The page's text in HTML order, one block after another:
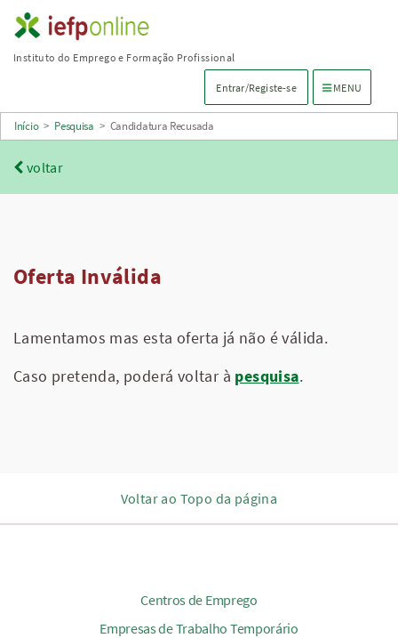
Saltar
para
principal
Instituto do Emprego e Formação Profissional
Entrar/Registe-se Menu de
MENU
Início > Pesquisa > Candidatura Recusada
voltar
Oferta Inválida
Lamentamos mas esta oferta já não é válida.
Caso pretenda, poderá voltar à pesquisa.
Voltar ao Topo da página
Centros de Emprego
Empresas de Trabalho Temporário